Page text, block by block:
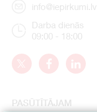
info@iepirkumi.lv
Darba dienās
09:00 - 18:00
PASŪTĪTĀJAM